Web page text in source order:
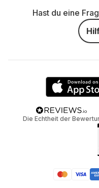
Hast du eine
Die Echtheit der